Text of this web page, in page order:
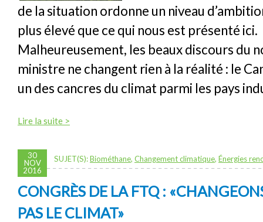
de la situation ordonne un niveau
plus élevé que ce qui nous est présenté ici.
Malheureusement, les beaux discours du
ministre ne changent rien à la réalité : le
un des cancres du climat parmi les pays
Lire la suite >
30
NOV
2016
SUJET(S):Biométhane, Changement climatique, Énergies
CONGRÈS DE LA FTQ :
PAS LE CLIMAT»